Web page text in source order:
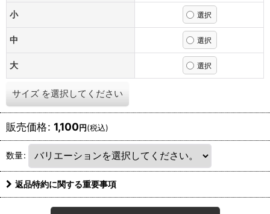
小
中
大
サイズ を選択してください
販売価格: 1,100円(税込)
数量:
返品特約に関する重要事項